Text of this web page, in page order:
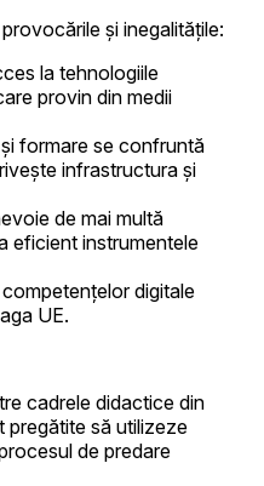
și inegalitățile:
la tehnologiile
provin din medii
formare se confruntă
infrastructura și
de mai multă
eficient instrumentele
digitale
UE.
cadrele didactice din
pregătite să utilizeze
de predare